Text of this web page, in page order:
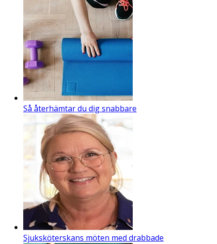
Så återhämtar du dig snabbare
Sjuksköterskans möten med drabbade